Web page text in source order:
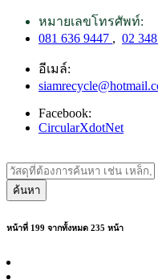
หมายเลขโทรศัพท์:
081 636 9447 , 02
อีเมล์:
Facebook:
CircularXdotNet
ค้นหา
หน้าที่ 199 จากทั้งหมด 235 หน้า